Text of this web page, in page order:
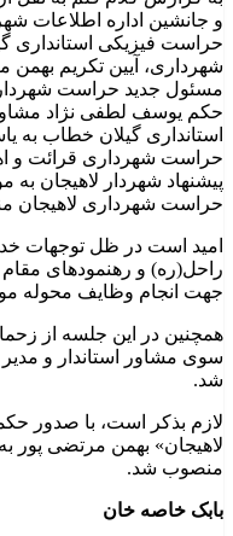
و جانشین اداره اطلاعات
حراست فیزیکی استانداری
شهرداری، آیین تکریم
مسئول جدید حراست
حکم یوسف لطفی نژاد
استانداری گیلان خطاب
حراست شهرداری قرائت و
پیشنهاد شهردار لاهیجان
حراست شهرداری لاهیجان
امید است در ظل توجهات
راحل(ره) و رهنمودهای
جهت انجام وظایف محوله
همچنین در این جلسه از
سوی مشاور استاندار و
شد.
لازم بذکر است، با صدور
لاهیجان» بهمن مرتضی پور
منصوب شد.
بابک خاصه خان